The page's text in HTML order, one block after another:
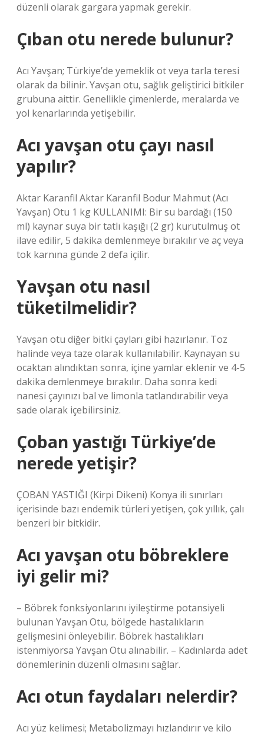
düzenli olarak gargara yapmak gerekir.
Çıban otu nerede bulunur?
Acı Yavşan; Türkiye’de yemeklik ot veya tarla teresi
olarak da bilinir. Yavşan otu, sağlık geliştirici bitkiler
grubuna aittir. Genellikle çimenlerde, meralarda ve
yol kenarlarında yetişebilir.
Acı yavşan otu çayı nasıl
yapılır?
Aktar Karanfil Aktar Karanfil Bodur Mahmut (Acı
Yavşan) Otu 1 kg KULLANIMI: Bir su bardağı (150
ml) kaynar suya bir tatlı kaşığı (2 gr) kurutulmuş ot
ilave edilir, 5 dakika demlenmeye bırakılır ve aç veya
tok karnına günde 2 defa içilir.
Yavşan otu nasıl
tüketilmelidir?
Yavşan otu diğer bitki çayları gibi hazırlanır. Toz
halinde veya taze olarak kullanılabilir. Kaynayan su
ocaktan alındıktan sonra, içine yamlar eklenir ve 4-5
dakika demlenmeye bırakılır. Daha sonra kedi
nanesi çayınızı bal ve limonla tatlandırabilir veya
sade olarak içebilirsiniz.
Çoban yastığı Türkiye’de
nerede yetişir?
ÇOBAN YASTIĞI (Kirpi Dikeni) Konya ili sınırları
içerisinde bazı endemik türleri yetişen, çok yıllık, çalı
benzeri bir bitkidir.
Acı yavşan otu böbreklere
iyi gelir mi?
– Böbrek fonksiyonlarını iyileştirme potansiyeli
bulunan Yavşan Otu, bölgede hastalıkların
gelişmesini önleyebilir. Böbrek hastalıkları
istenmiyorsa Yavşan Otu alınabilir. – Kadınlarda adet
dönemlerinin düzenli olmasını sağlar.
Acı otun faydaları nelerdir?
Acı yüz kelimesi; Metabolizmayı hızlandırır ve kilo